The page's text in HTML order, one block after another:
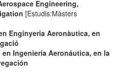
Engineering,
[Estudis:Màsters
Enginyeria Aeronàutica, en
Ingeniería Aeronáutica, en la